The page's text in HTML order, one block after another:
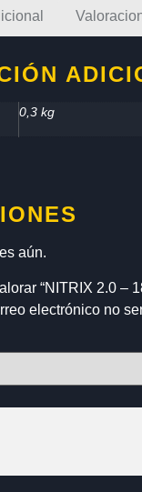
0,3 kg
aún.
“NITRIX 2.0 –
electrónico no